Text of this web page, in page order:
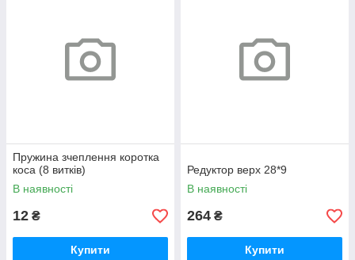
Пружина зчеплення коротка
коса (8 витків)
В наявності
12 ₴
Купити
Редуктор верх 28*9
В наявності
264 ₴
Купити